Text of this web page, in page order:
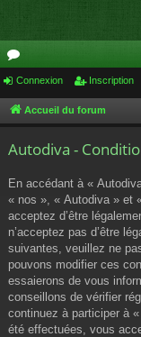
or
u
Connexion Inscription
Accueil du forum
Autodiva -
En accédant à «
« nos », « Autodiva » et
acceptez d’être
n’acceptez pas d’être
suivantes, veuillez ne
pouvons modifier ces
essaierons de vous
conseillons de vérifier
continuez à participer à
été effectuées, vous